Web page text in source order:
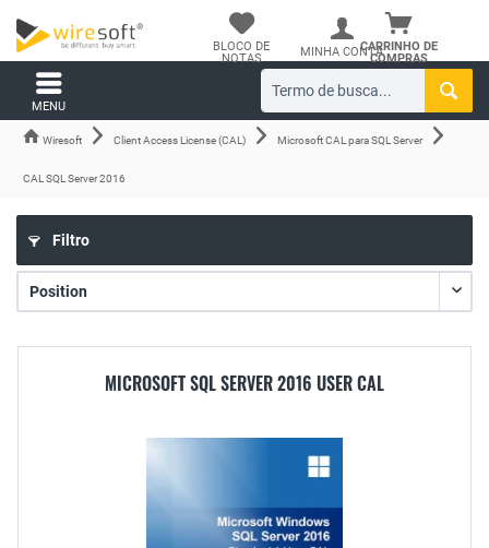
CARRINHO DE
COMPRAS
BLOCO DE
NOTAS
MINHA CONTA
MENU
Wiresoft Client Access License (CAL) Microsoft CAL para SQL Server
CAL SQL Server 2016
Filtro
MICROSOFT SQL SERVER 2016 USER CAL